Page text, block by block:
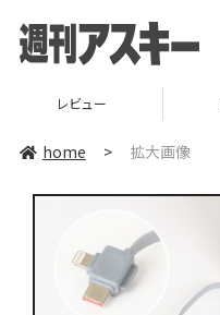
レビュー
home > 拡大画像